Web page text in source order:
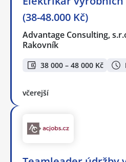
(38-48.000 Kč)
Advantage Consulting,
Rakovník
38 000 – 48 000 Kč
včerejší